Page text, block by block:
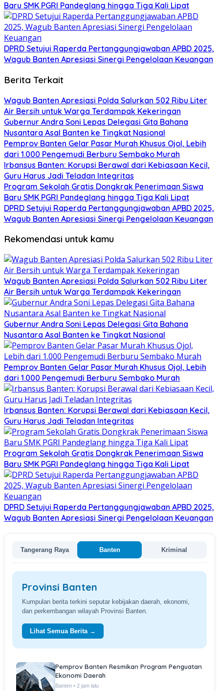
Baru SMK PGRI Pandeglang hingga Tiga Kali Lipat
DPRD Setujui Raperda Pertanggungjawaban APBD 2025,
Wagub Banten Apresiasi Sinergi Pengelolaan Keuangan
Berita Terkait
Wagub Banten Apresiasi Polda Salurkan 502 Ribu Liter
Air Bersih untuk Warga Terdampak Kekeringan
Gubernur Andra Soni Lepas Delegasi Gita Bahana
Nusantara Asal Banten ke Tingkat Nasional
Pemprov Banten Gelar Pasar Murah Khusus Ojol, Lebih
dari 1.000 Pengemudi Berburu Sembako Murah
Irbansus Banten: Korupsi Berawal dari Kebiasaan Kecil,
Guru Harus Jadi Teladan Integritas
Program Sekolah Gratis Dongkrak Penerimaan Siswa
Baru SMK PGRI Pandeglang hingga Tiga Kali Lipat
DPRD Setujui Raperda Pertanggungjawaban APBD 2025,
Wagub Banten Apresiasi Sinergi Pengelolaan Keuangan
Rekomendasi untuk kamu
Wagub Banten Apresiasi Polda Salurkan 502 Ribu Liter
Air Bersih untuk Warga Terdampak Kekeringan
Gubernur Andra Soni Lepas Delegasi Gita Bahana
Nusantara Asal Banten ke Tingkat Nasional
Pemprov Banten Gelar Pasar Murah Khusus Ojol, Lebih
dari 1.000 Pengemudi Berburu Sembako Murah
Irbansus Banten: Korupsi Berawal dari Kebiasaan Kecil,
Guru Harus Jadi Teladan Integritas
Program Sekolah Gratis Dongkrak Penerimaan Siswa
Baru SMK PGRI Pandeglang hingga Tiga Kali Lipat
DPRD Setujui Raperda Pertanggungjawaban APBD 2025,
Wagub Banten Apresiasi Sinergi Pengelolaan Keuangan
Tangerang Raya Banten Kriminal
Provinsi Banten
Kumpulan berita terkini seputar kebijakan daerah, ekonomi,
dan perkembangan wilayah Provinsi Banten.
Lihat Semua Berita →
Pemprov Banten Resmikan Program Penguatan
Ekonomi Daerah
Banten • 2 jam lalu